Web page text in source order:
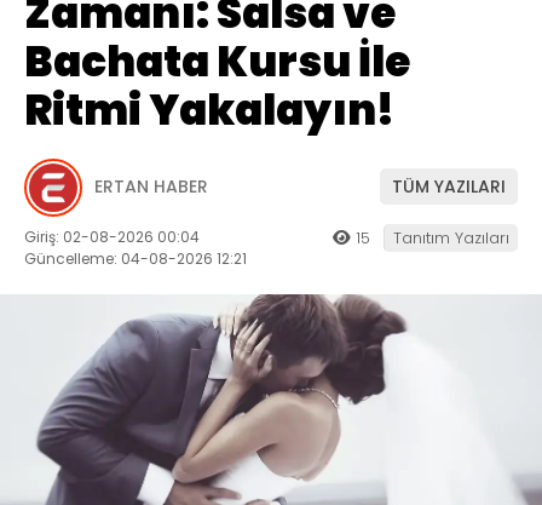
Zamanı: Salsa ve
Bachata Kursu İle
Ritmi Yakalayın!
ERTAN HABER TÜM YAZILARI
Giriş: 02-08-2026 00:04
Güncelleme: 04-08-2026 12:21
15 Tanıtım Yazıları